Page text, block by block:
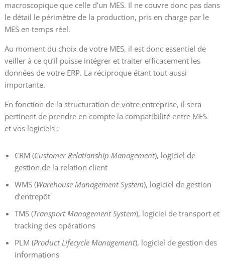
macroscopique que celle d’un MES. Il ne couvre donc pas dans
le détail le périmètre de la production, pris en charge par le
MES en temps réel.
Au moment du choix de votre MES, il est donc essentiel de
veiller à ce qu’il puisse intégrer et traiter efficacement les
données de votre ERP. La réciproque étant tout aussi
importante.
En fonction de la structuration de votre entreprise, il sera
pertinent de prendre en compte la compatibilité entre MES
et vos logiciels :
CRM (Customer Relationship Management), logiciel de
gestion de la relation client
WMS (Warehouse Management System), logiciel de gestion
d’entrepôt
TMS (Transport Management System), logiciel de transport et
tracking des opérations
PLM (Product Lifecycle Management), logiciel de gestion des
informations